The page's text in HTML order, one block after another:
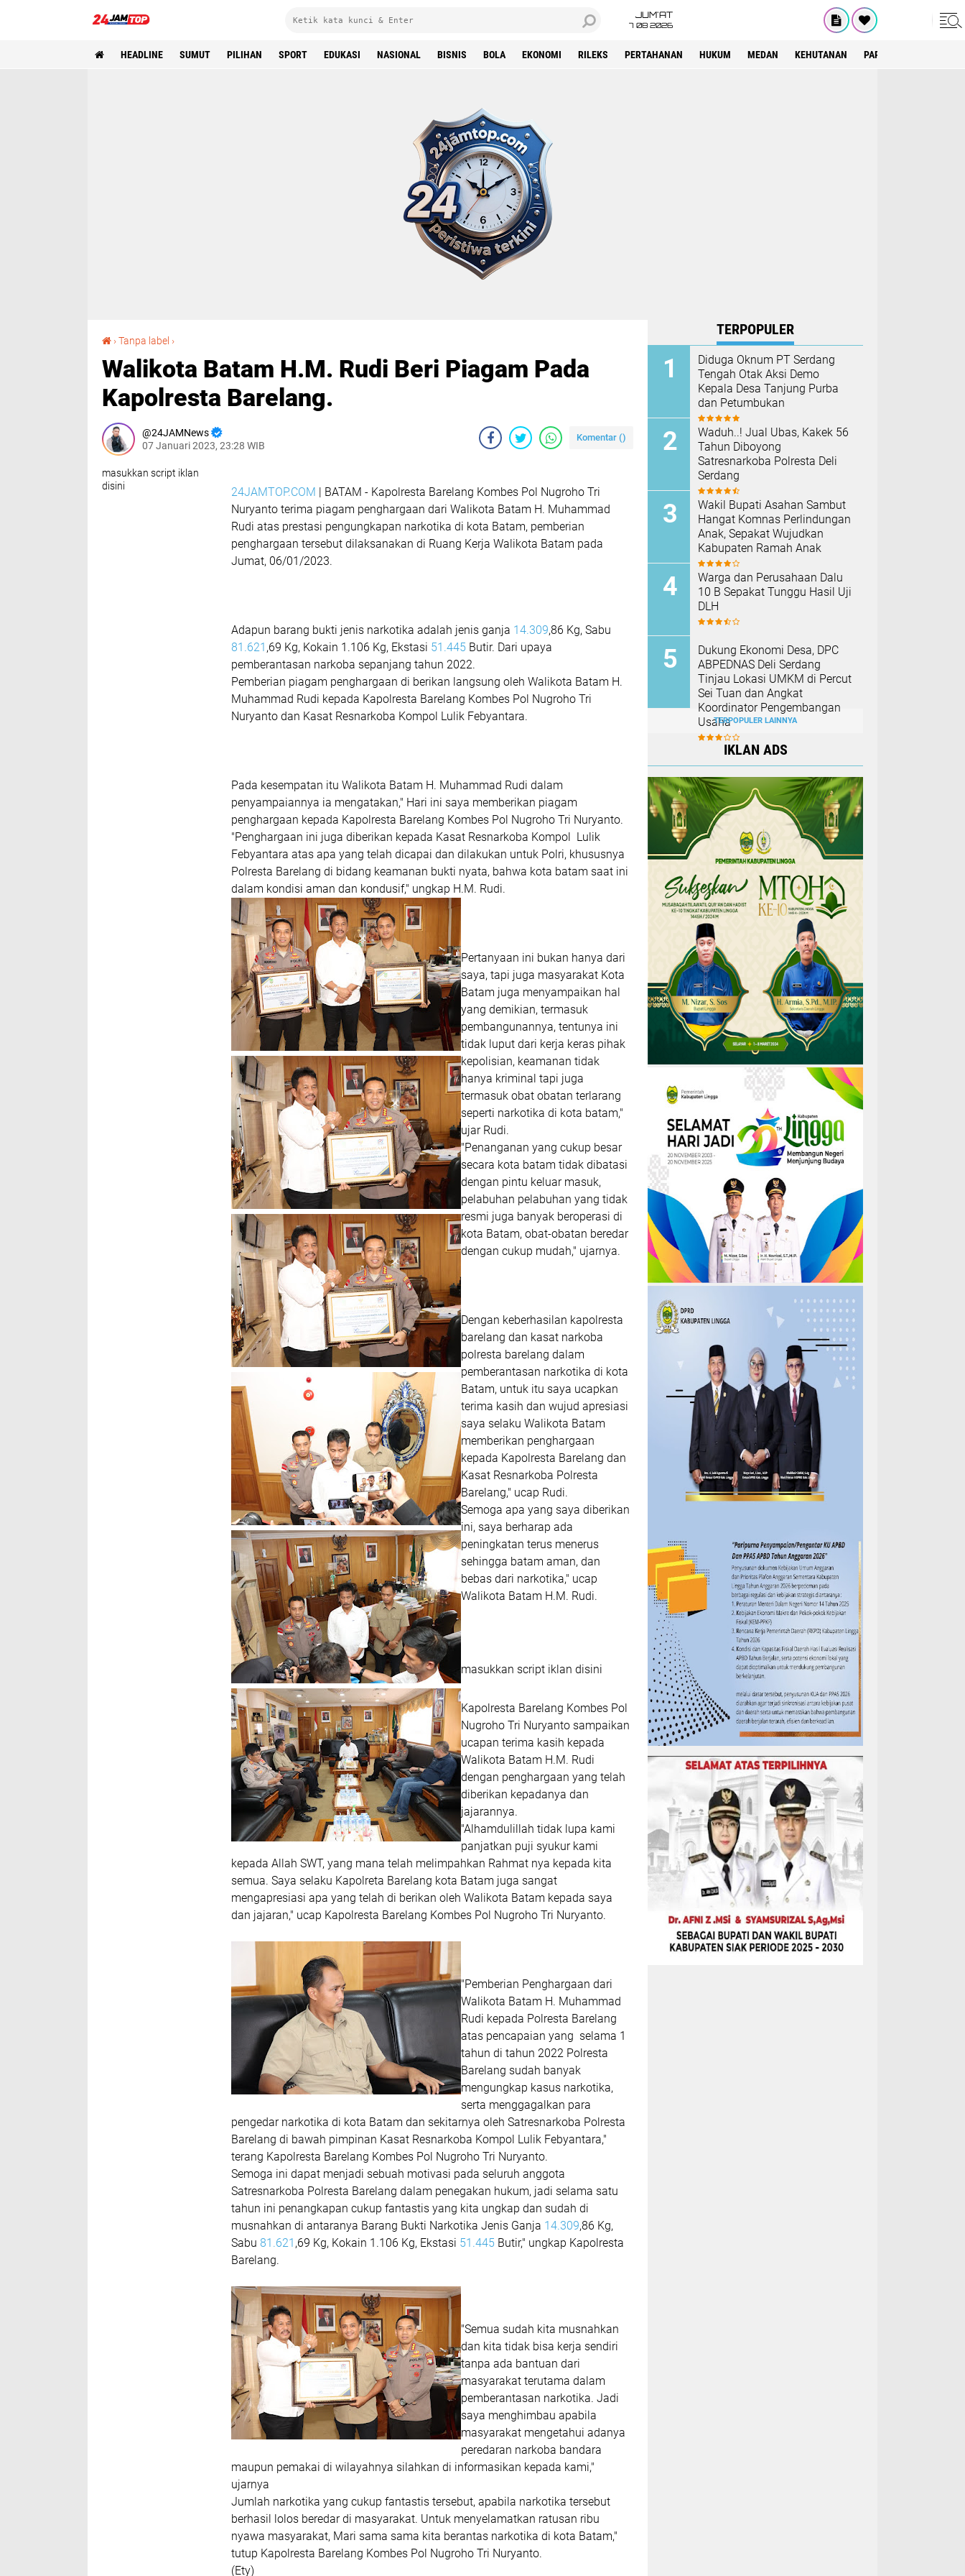
JUM'AT
7 08 2026
HEADLINE SUMUT PILIHAN SPORT EDUKASI NASIONAL BISNIS BOLA EKONOMI RILEKS PERTAHANAN HUKUM MEDAN KEHUTANAN PARIWISATA
›Tanpa label ›
Walikota Batam H.M. Rudi Beri Piagam Pada
Kapolresta Barelang.
24JAMNews
07 Januari 2023, 23:28 WIB
Komentar ()
masukkan script iklan
disini
24JAMTOP.COM | BATAM - Kapolresta Barelang Kombes Pol Nugroho Tri
Nuryanto terima piagam penghargaan dari Walikota Batam H. Muhammad
Rudi atas prestasi pengungkapan narkotika di kota Batam, pemberian
penghargaan tersebut dilaksanakan di Ruang Kerja Walikota Batam pada
Jumat, 06/01/2023.
Adapun barang bukti jenis narkotika adalah jenis ganja 14.309,86 Kg, Sabu
81.621 ,69 Kg, Kokain 1.106 Kg, Ekstasi 51.445 Butir. Dari upaya
pemberantasan narkoba sepanjang tahun 2022.
Pemberian piagam penghargaan di berikan langsung oleh Walikota Batam H.
Muhammad Rudi kepada Kapolresta Barelang Kombes Pol Nugroho Tri
Nuryanto dan Kasat Resnarkoba Kompol Lulik Febyantara.
Pada kesempatan itu Walikota Batam H. Muhammad Rudi dalam
penyampaiannya ia mengatakan," Hari ini saya memberikan piagam
penghargaan kepada Kapolresta Barelang Kombes Pol Nugroho Tri Nuryanto.
"Penghargaan ini juga diberikan kepada Kasat Resnarkoba Kompol Lulik
Febyantara atas apa yang telah dicapai dan dilakukan untuk Polri, khususnya
Polresta Barelang di bidang keamanan bukti nyata, bahwa kota batam saat ini
dalam kondisi aman dan kondusif," ungkap H.M. Rudi.
Pertanyaan ini bukan hanya dari
saya, tapi juga masyarakat Kota
Batam juga menyampaikan hal
yang demikian, termasuk
pembangunannya, tentunya ini
tidak luput dari kerja keras pihak
kepolisian, keamanan tidak
hanya kriminal tapi juga
termasuk obat obatan terlarang
seperti narkotika di kota batam,"
ujar Rudi.
"Penanganan yang cukup besar
secara kota batam tidak dibatasi
dengan pintu keluar masuk,
pelabuhan pelabuhan yang tidak
resmi juga banyak beroperasi di
kota Batam, obat-obatan beredar
dengan cukup mudah," ujarnya.
Dengan keberhasilan kapolresta
barelang dan kasat narkoba
polresta barelang dalam
pemberantasan narkotika di kota
Batam, untuk itu saya ucapkan
terima kasih dan wujud apresiasi
saya selaku Walikota Batam
memberikan penghargaan
kepada Kapolresta Barelang dan
Kasat Resnarkoba Polresta
Barelang," ucap Rudi.
Semoga apa yang saya diberikan
ini, saya berharap ada
peningkatan terus menerus
sehingga batam aman, dan
bebas dari narkotika," ucap
Walikota Batam H.M. Rudi.
masukkan script iklan disini
Kapolresta Barelang Kombes Pol
Nugroho Tri Nuryanto sampaikan
ucapan terima kasih kepada
Walikota Batam H.M. Rudi
dengan penghargaan yang telah
diberikan kepadanya dan
jajarannya.
"Alhamdulillah tidak lupa kami
panjatkan puji syukur kami
kepada Allah SWT, yang mana telah melimpahkan Rahmat nya kepada kita
semua. Saya selaku Kapolreta Barelang kota Batam juga sangat
mengapresiasi apa yang telah di berikan oleh Walikota Batam kepada saya
dan jajaran," ucap Kapolresta Barelang Kombes Pol Nugroho Tri Nuryanto.
"Pemberian Penghargaan dari
Walikota Batam H. Muhammad
Rudi kepada Polresta Barelang
atas pencapaian yang selama 1
tahun di tahun 2022 Polresta
Barelang sudah banyak
mengungkap kasus narkotika,
serta menggagalkan para
pengedar narkotika di kota Batam dan sekitarnya oleh Satresnarkoba Polresta
Barelang di bawah pimpinan Kasat Resnarkoba Kompol Lulik Febyantara,"
terang Kapolresta Barelang Kombes Pol Nugroho Tri Nuryanto.
Semoga ini dapat menjadi sebuah motivasi pada seluruh anggota
Satresnarkoba Polresta Barelang dalam penegakan hukum, jadi selama satu
tahun ini penangkapan cukup fantastis yang kita ungkap dan sudah di
musnahkan di antaranya Barang Bukti Narkotika Jenis Ganja 14.309,86 Kg,
Sabu 81.621 ,69 Kg, Kokain 1.106 Kg, Ekstasi 51.445 Butir," ungkap Kapolresta
Barelang.
"Semua sudah kita musnahkan
dan kita tidak bisa kerja sendiri
tanpa ada bantuan dari
masyarakat terutama dalam
pemberantasan narkotika. Jadi
saya menghimbau apabila
masyarakat mengetahui adanya
peredaran narkoba bandara
maupun pemakai di wilayahnya silahkan di informasikan kepada kami,"
ujarnya
Jumlah narkotika yang cukup fantastis tersebut, apabila narkotika tersebut
berhasil lolos beredar di masyarakat. Untuk menyelamatkan ratusan ribu
nyawa masyarakat, Mari sama sama kita berantas narkotika di kota Batam,"
tutup Kapolresta Barelang Kombes Pol Nugroho Tri Nuryanto.
(Ety)
TERPOPULER
Diduga Oknum PT Serdang
Tengah Otak Aksi Demo
Kepala Desa Tanjung Purba
dan Petumbukan
Waduh..! Jual Ubas, Kakek 56
Tahun Diboyong
Satresnarkoba Polresta Deli
Serdang
Wakil Bupati Asahan Sambut
Hangat Komnas Perlindungan
Anak, Sepakat Wujudkan
Kabupaten Ramah Anak
Warga dan Perusahaan Dalu
10 B Sepakat Tunggu Hasil Uji
DLH
Dukung Ekonomi Desa, DPC
ABPEDNAS Deli Serdang
Tinjau Lokasi UMKM di Percut
Sei Tuan dan Angkat
Koordinator Pengembangan
UsahaTERPOPULER LAINNYA
IKLAN ADS